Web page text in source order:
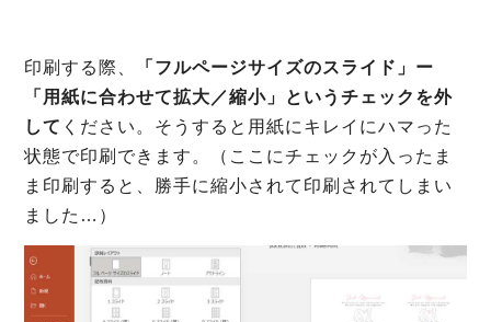
印刷する際、
「フルページサイズのスライド」ー
「用紙に合わせて拡大／縮小」というチェックを外
して ください。そうすると用紙にキレイにハマった
状態で印刷できます。（ここにチェックが入ったま
ま印刷すると、勝手に縮小されて印刷されてしまい
ました…）